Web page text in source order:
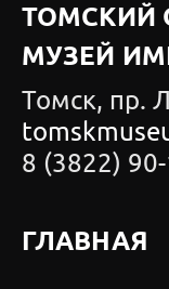
ТОМСКИЙ
МУЗЕЙ
Томск, пр.
8 (3822)
ГЛАВНАЯ